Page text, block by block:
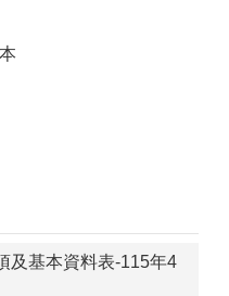
及基本資料表-115年4